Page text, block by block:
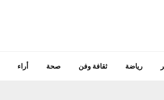
رياضة ثقافة وفن صحة أراء